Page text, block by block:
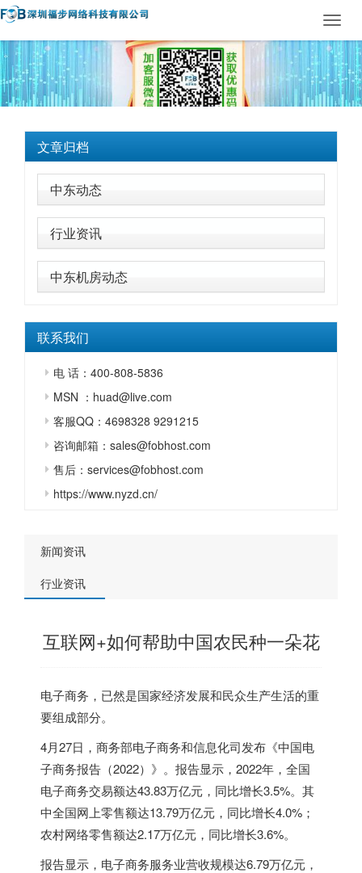
文章归档
中东动态
行业资讯
中东机房动态
联系我们
电 话：400-808-5836
MSN ：huad@live.com
客服QQ：4698328 9291215
咨询邮箱：sales@fobhost.com
售后：services@fobhost.com
https://www.nyzd.cn/
新闻资讯
行业资讯
互联网+如何帮助中国农民种一朵花
电子商务，已然是国家经济发展和民众生产生活的重
要组成部分。
4月27日，商务部电子商务和信息化司发布《中国电
子商务报告（2022）》。报告显示，2022年，全国
电子商务交易额达43.83万亿元，同比增长3.5%。其
中全国网上零售额达13.79万亿元，同比增长4.0%；
农村网络零售额达2.17万亿元，同比增长3.6%。
报告显示，电子商务服务业营收规模达6.79万亿元，